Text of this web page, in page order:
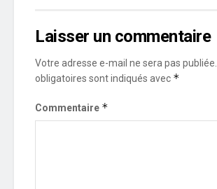
Laisser un commentaire
Votre adresse e-mail ne sera pas publiée.
obligatoires sont indiqués avec *
Commentaire *